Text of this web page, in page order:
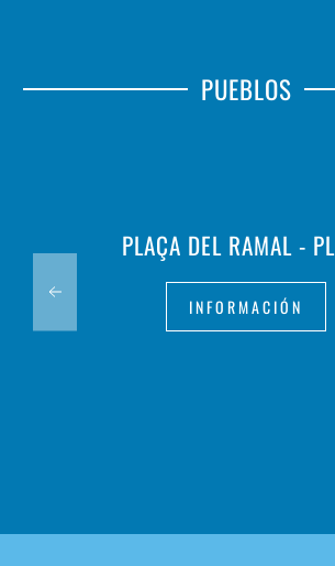
PUEBLOS
PLAÇA DEL RAMAL -
INFORMACIÓN